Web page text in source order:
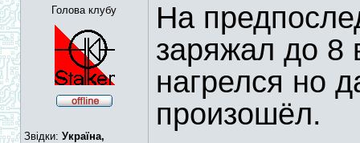
Голова клубу
Звідки: Україна,
На
заряжал до 8
нагрелся но
произошёл.